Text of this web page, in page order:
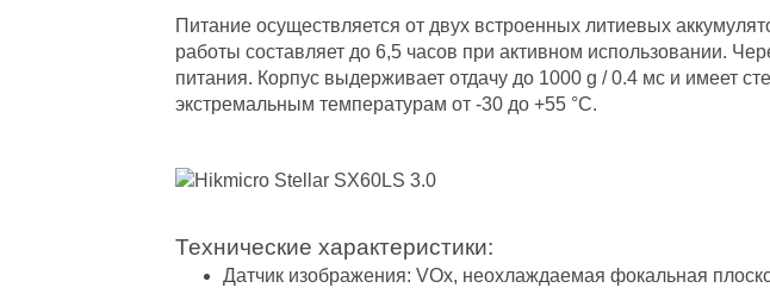
Питание осуществляется от двух встроенных литиевых
работы составляет до 6,5 часов при активном использовании.
питания. Корпус выдерживает отдачу до 1000 g / 0.4 мс и имеет
экстремальным температурам от -30 до +55 °C.
Технические характеристики:
Датчик изображения: VOx, неохлаждаемая фокальная